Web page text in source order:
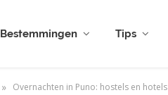
Bestemmingen Tips
» Overnachten in Puno: hostels en hotels